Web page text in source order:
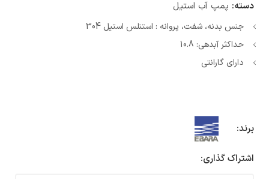
دسته: پمپ آب استیل
جنس بدنه، شفت، پروانه : استنلس استیل 304
حداکثر آبدهی: 10.8
دارای گارانتی
برند:
اشتراک گذاری: